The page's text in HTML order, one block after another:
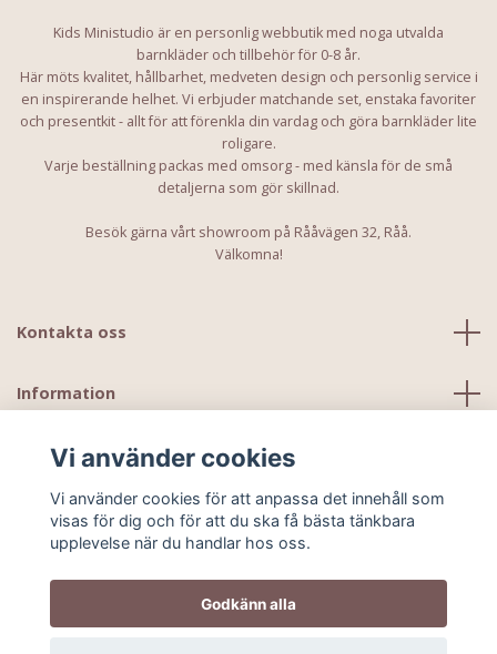
Kids Ministudio är en personlig webbutik med noga utvalda
barnkläder och tillbehör för 0-8 år.
Här möts kvalitet, hållbarhet, medveten design och personlig service i
en inspirerande helhet. Vi erbjuder matchande set, enstaka favoriter
och presentkit - allt för att förenkla din vardag och göra barnkläder lite
roligare.
Varje beställning packas med omsorg - med känsla för de små
detaljerna som gör skillnad.
Besök gärna vårt showroom på Rååvägen 32, Råå.
Välkomna!
Kontakta oss
Information
Vi använder cookies
Vi använder cookies för att anpassa det innehåll som
visas för dig och för att du ska få bästa tänkbara
upplevelse när du handlar hos oss.
Godkänn alla